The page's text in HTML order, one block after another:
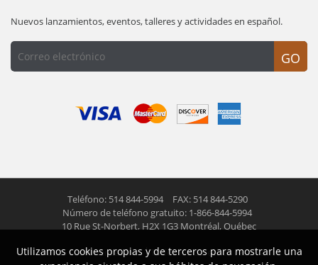
Nuevos lanzamientos, eventos, talleres y actividades en español.
GO
Teléfono: 514 844-5994
FAX: 514 844-5290
Número de teléfono gratuito: 1-866-844-5994
10 Rue St-Norbert, H2X 1G3 Montréal, Québec
© 2026 Las Americas inc. Todos los derechos reservados
Utilizamos cookies propias y de terceros para mostrarle una